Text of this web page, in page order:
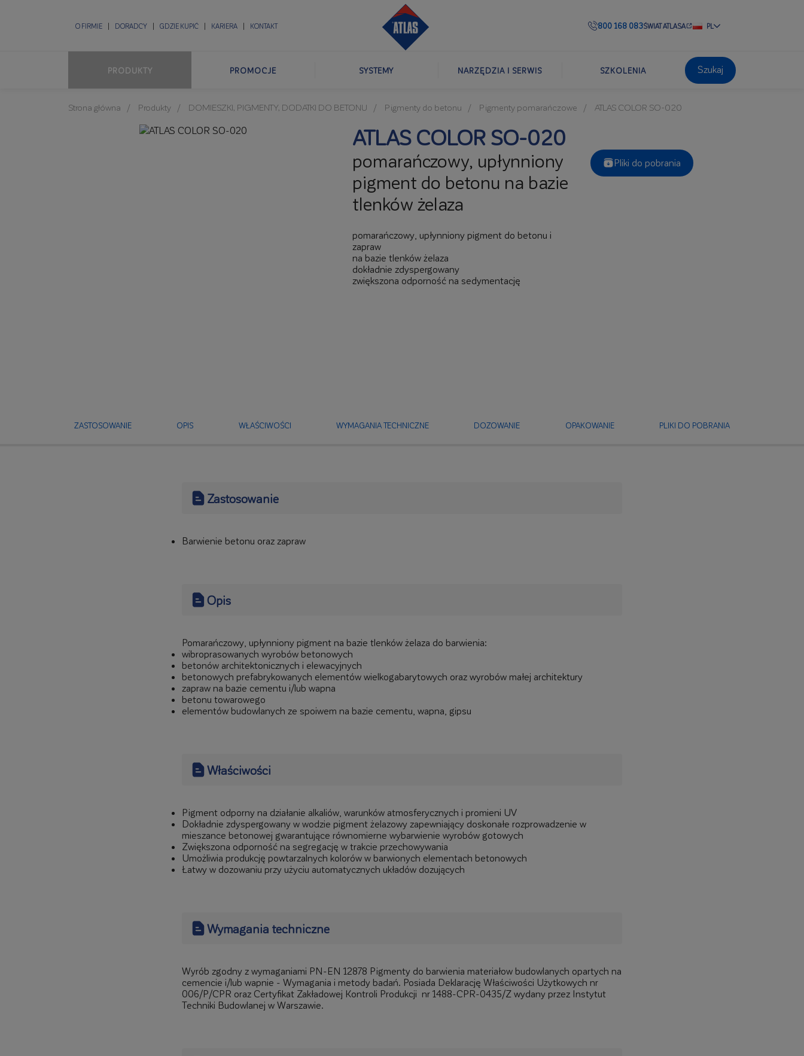
O FIRMIE DORADCY GDZIE KUPIĆ KARIERA KONTAKT 800 168 083ŚWIAT ATLASA PL
PRODUKTY PROMOCJE SYSTEMY NARZĘDZIA I SERWIS SZKOLENIA Szukaj
Strona główna Produkty DOMIESZKI, PIGMENTY, DODATKI DO BETONU Pigmenty do betonu Pigmenty pomarańczowe ATLAS COLOR SO-020
ATLAS COLOR SO-020
pomarańczowy, upłynniony
pigment do betonu na bazie
tlenków żelaza
pomarańczowy, upłynniony pigment do betonu i
zapraw
na bazie tlenków żelaza
dokładnie zdyspergowany
zwiększona odporność na sedymentację
Pliki do pobrania
ZASTOSOWANIE OPIS WŁAŚCIWOŚCI WYMAGANIA TECHNICZNE DOZOWANIE OPAKOWANIE PLIKI DO POBRANIA
Zastosowanie
Barwienie betonu oraz zapraw
Opis
Pomarańczowy, upłynniony pigment na bazie tlenków żelaza do barwienia:
wibroprasowanych wyrobów betonowych
betonów architektonicznych i elewacyjnych
betonowych prefabrykowanych elementów wielkogabarytowych oraz wyrobów małej architektury
zapraw na bazie cementu i/lub wapna
betonu towarowego
elementów budowlanych ze spoiwem na bazie cementu, wapna, gipsu
Właściwości
Pigment odporny na działanie alkaliów, warunków atmosferycznych i promieni UV
Dokładnie zdyspergowany w wodzie pigment żelazowy zapewniający doskonałe rozprowadzenie w
mieszance betonowej gwarantujące równomierne wybarwienie wyrobów gotowych
Zwiększona odporność na segregację w trakcie przechowywania
Umożliwia produkcję powtarzalnych kolorów w barwionych elementach betonowych
Łatwy w dozowaniu przy użyciu automatycznych układów dozujących
Wymagania techniczne
Wyrób zgodny z wymaganiami PN-EN 12878 Pigmenty do barwienia materiałow budowlanych opartych na
cemencie i/lub wapnie - Wymagania i metody badań. Posiada Deklarację Właściwości Użytkowych nr
006/P/CPR oraz Certyfikat Zakładowej Kontroli Produkcji nr 1488-CPR-0435/Z wydany przez Instytut
Techniki Budowlanej w Warszawie.